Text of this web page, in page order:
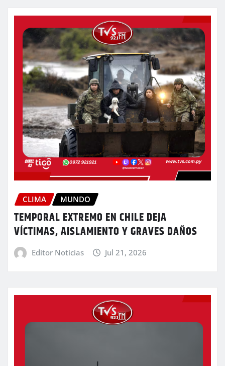
CLIMA MUNDO
TEMPORAL EXTREMO EN CHILE DEJA
VÍCTIMAS, AISLAMIENTO Y GRAVES DAÑOS
Editor Noticias Jul 21, 2026